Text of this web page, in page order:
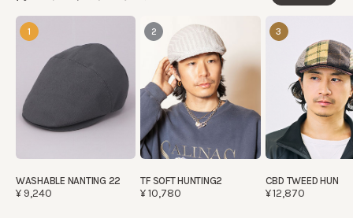
素材
表地：ウール100%
裏地：綿64% ポリエステル36%
生産国 made in JAPAN
1
WASHABLE NANTING 22
¥9,240
2
TF SOFT HUNTING2
¥10,780
3
CBD TWEED HUN
¥12,870